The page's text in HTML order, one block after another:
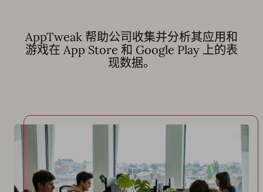
AppTweak 帮助公司收集并分析其应用和
游戏在 App Store 和 Google Play 上的表
现数据。